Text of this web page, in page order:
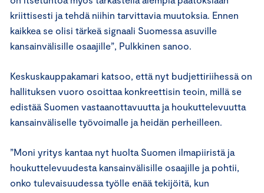
kriittisesti ja tehdä niihin tarvittavia muutoksia. Ennen
kaikkea se olisi tärkeä signaali Suomessa asuville
kansainvälisille osaajille”, Pulkkinen sanoo.
Keskuskauppakamari katsoo, että nyt budjettiriihessä on
hallituksen vuoro osoittaa konkreettisin teoin, millä se
edistää Suomen vastaanottavuutta ja houkuttelevuutta
kansainväliselle työvoimalle ja heidän perheilleen.
”Moni yritys kantaa nyt huolta Suomen ilmapiiristä ja
houkuttelevuudesta kansainvälisille osaajille ja pohtii,
onko tulevaisuudessa työlle enää tekijöitä, kun